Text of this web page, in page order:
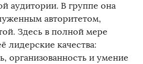
аудитории. В группе она
авторитетом,
Здесь в полной мере
лидерские качества:
организованность и умение